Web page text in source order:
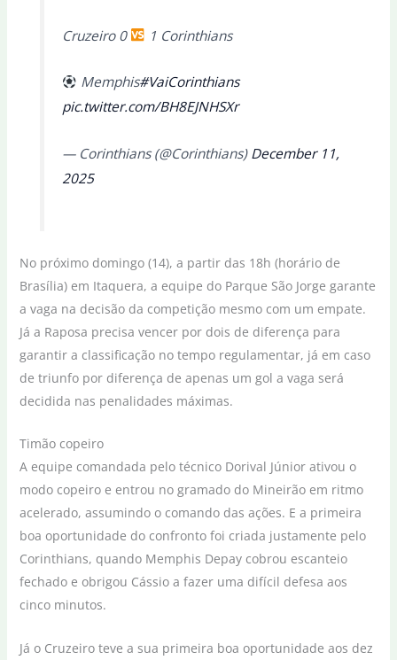
Cruzeiro 0 1 Corinthians
Memphis#VaiCorinthians
pic.twitter.com/BH8EJNHSXr
— Corinthians (@Corinthians)December 11,
2025
No próximo domingo (14), a partir das 18h (horário de
Brasília) em Itaquera, a equipe do Parque São Jorge garante
a vaga na decisão da competição mesmo com um empate.
Já a Raposa precisa vencer por dois de diferença para
garantir a classificação no tempo regulamentar, já em caso
de triunfo por diferença de apenas um gol a vaga será
decidida nas penalidades máximas.
Timão copeiro
A equipe comandada pelo técnico Dorival Júnior ativou o
modo copeiro e entrou no gramado do Mineirão em ritmo
acelerado, assumindo o comando das ações. E a primeira
boa oportunidade do confronto foi criada justamente pelo
Corinthians, quando Memphis Depay cobrou escanteio
fechado e obrigou Cássio a fazer uma difícil defesa aos
cinco minutos.
Já o Cruzeiro teve a sua primeira boa oportunidade aos dez